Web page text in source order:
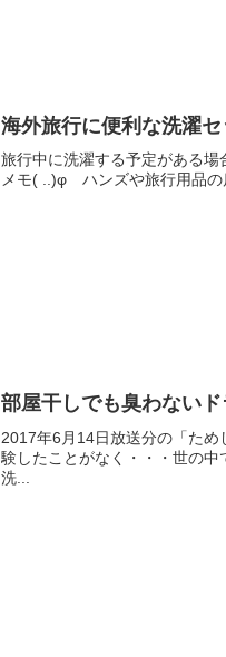
海外旅行に便利な洗濯
旅行中に洗濯する予定がある場
メモ( ..)φ ハンズや旅行用品の
部屋干しでも臭わない
2017年6月14日放送分の「た
験したことがなく・・・世の中
洗...